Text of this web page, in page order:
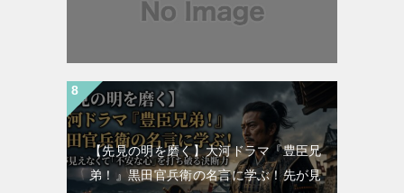
【先見の明を磨く】大河ドラマ『豊臣兄
弟！』黒田官兵衛の名言に学ぶ！先が見